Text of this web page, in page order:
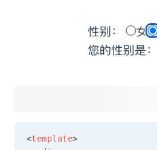
<template>